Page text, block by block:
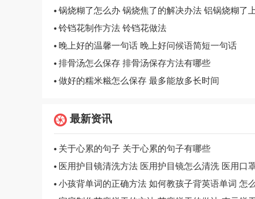
铃铛花制作方法 铃铛花做法
晚上好的温馨一句话 晚上好问候语简短一句话
排骨汤怎么保存 排骨汤保存方法有哪些
做好的糯米糍怎么保存 最多能放多长时间
最新资讯
关于心累的句子 关于心累的句子有哪些